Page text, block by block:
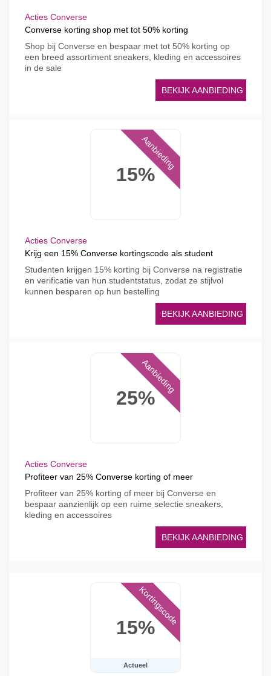
Acties Converse
Converse korting shop met tot 50% korting
Shop bij Converse en bespaar met tot 50% korting op
een breed assortiment sneakers, kleding en accessoires
in de sale
BEKIJK AANBIEDING
15%
Aanbieding
Acties Converse
Krijg een 15% Converse kortingscode als student
Studenten krijgen 15% korting bij Converse na registratie
en verificatie van hun studentstatus, zodat ze stijlvol
kunnen besparen op hun bestelling
BEKIJK AANBIEDING
25%
Aanbieding
Acties Converse
Profiteer van 25% Converse korting of meer
Profiteer van 25% korting of meer bij Converse en
bespaar aanzienlijk op een ruime selectie sneakers,
kleding en accessoires
BEKIJK AANBIEDING
15%
Actueel
Kortingscode